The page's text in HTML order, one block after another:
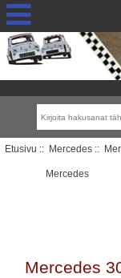
Etusivu :: Mercedes::
Mercedes
Mercedes